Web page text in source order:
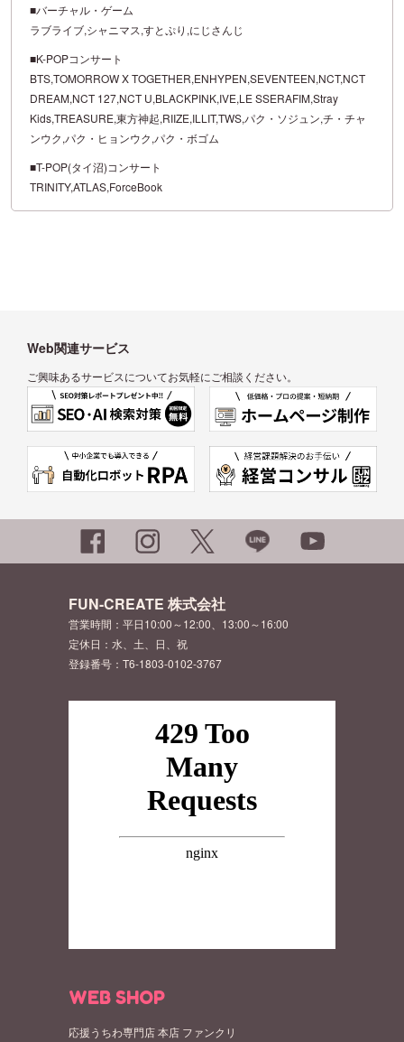
■バーチャル・ゲーム
ラブライブ,シャニマス,すとぷり,にじさんじ
■K-POPコンサート
BTS,TOMORROW X TOGETHER,ENHYPEN,SEVENTEEN,NCT,NCT
DREAM,NCT 127,NCT U,BLACKPINK,IVE,LE SSERAFIM,Stray
Kids,TREASURE,東方神起,RIIZE,ILLIT,TWS,パク・ソジュン,チ・チャ
ンウク,パク・ヒョンウク,パク・ボゴム
■T-POP(タイ沼)コンサート
TRINITY,ATLAS,ForceBook
Web関連サービス
ご興味あるサービスについてお気軽にご相談ください。
FUN-CREATE 株式会社
営業時間：平日10:00～12:00、13:00～16:00
定休日：水、土、日、祝
登録番号：T6-1803-0102-3767
WEB SHOP
応援うちわ専門店 本店 ファンクリ